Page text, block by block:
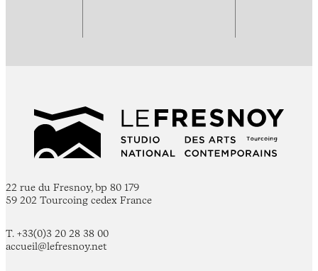
22 rue du Fresnoy, bp 80 179
59 202 Tourcoing cedex France
T. +33(0)3 20 28 38 00
accueil@lefresnoy.net